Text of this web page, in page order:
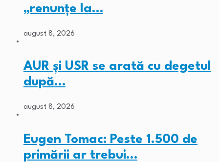
„renunțe la…
august 8, 2026
AUR și USR se arată cu degetul
după…
august 8, 2026
Eugen Tomac: Peste 1.500 de
primării ar trebui…